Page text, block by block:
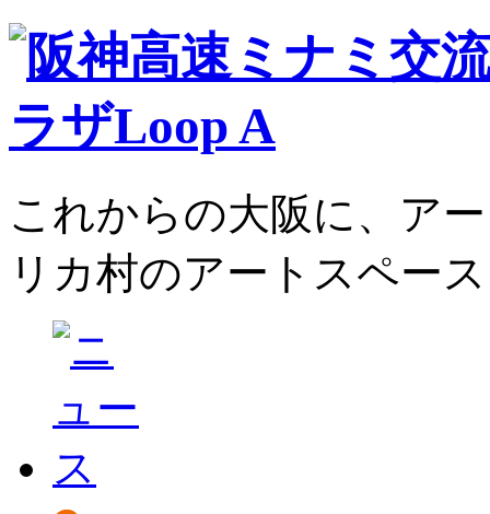
これからの大阪に、ア
リカ村のアートスペー